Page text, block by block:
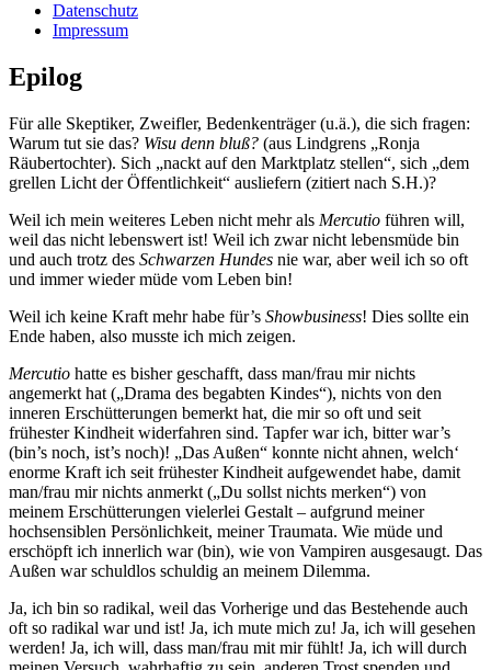
Datenschutz
Impressum
Epilog
Für alle Skeptiker, Zweifler, Bedenkenträger (u.ä.), die sich fragen:
Warum tut sie das? Wisu denn bluß? (aus Lindgrens „Ronja
Räubertochter). Sich „nackt auf den Marktplatz stellen“, sich „dem
grellen Licht der Öffentlichkeit“ ausliefern (zitiert nach S.H.)?
Weil ich mein weiteres Leben nicht mehr als Mercutio führen will,
weil das nicht lebenswert ist! Weil ich zwar nicht lebensmüde bin
und auch trotz des Schwarzen Hundes nie war, aber weil ich so oft
und immer wieder müde vom Leben bin!
Weil ich keine Kraft mehr habe für’s Showbusiness! Dies sollte ein
Ende haben, also musste ich mich zeigen.
Mercutio hatte es bisher geschafft, dass man/frau mir nichts
angemerkt hat („Drama des begabten Kindes“), nichts von den
inneren Erschütterungen bemerkt hat, die mir so oft und seit
frühester Kindheit widerfahren sind. Tapfer war ich, bitter war’s
(bin’s noch, ist’s noch)! „Das Außen“ konnte nicht ahnen, welch‘
enorme Kraft ich seit frühester Kindheit aufgewendet habe, damit
man/frau mir nichts anmerkt („Du sollst nichts merken“) von
meinem Erschütterungen vielerlei Gestalt – aufgrund meiner
hochsensiblen Persönlichkeit, meiner Traumata. Wie müde und
erschöpft ich innerlich war (bin), wie von Vampiren ausgesaugt. Das
Außen war schuldlos schuldig an meinem Dilemma.
Ja, ich bin so radikal, weil das Vorherige und das Bestehende auch
oft so radikal war und ist! Ja, ich mute mich zu! Ja, ich will gesehen
werden! Ja, ich will, dass man/frau mit mir fühlt! Ja, ich will durch